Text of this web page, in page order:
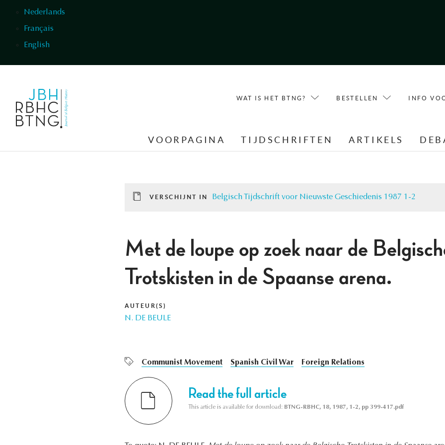
Nederlands
Français
English
WAT IS HET BTNG? BESTELLEN INFO
VOORPAGINA TIJDSCHRIFTEN ARTIKELS
VERSCHIJNT IN Belgisch Tijdschrift voor Nieuwste Geschiedenis 1987 1-2
Met de loupe op zoek naar de
Trotskisten in de Spaanse arena.
AUTEUR(S)
N. DE BEULE
Communist Movement Spanish Civil War Foreign Relations
Read the full article
This article is available for download: BTNG-RBHC, 18, 1987, 1-2, pp 399-417.pdf